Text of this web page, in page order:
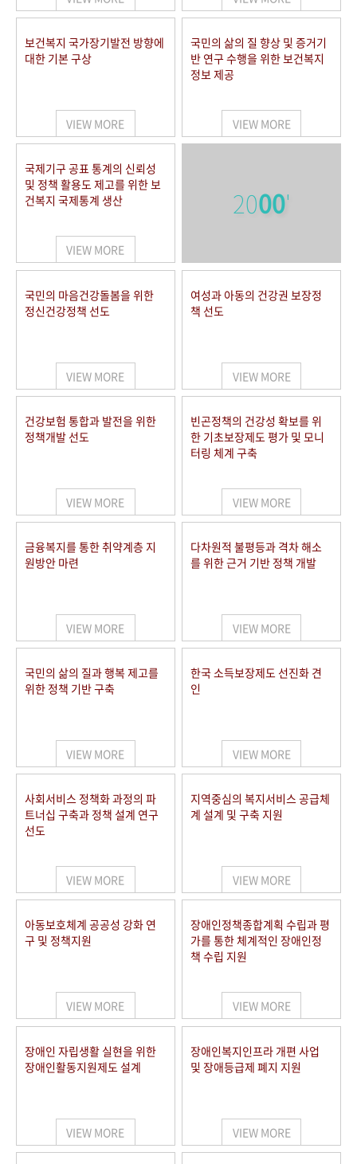
보건복지 국가장기발전 방향에
대한 기본 구상
VIEW MORE
국민의 삶의 질 향상 및 증거기
반 연구 수행을 위한 보건복지
정보 제공
VIEW MORE
국제기구 공표 통계의 신뢰성
및 정책 활용도 제고를 위한 보
건복지 국제통계 생산
VIEW MORE
2000'
국민의 마음건강돌봄을 위한
정신건강정책 선도
VIEW MORE
여성과 아동의 건강권 보장정
책 선도
VIEW MORE
건강보험 통합과 발전을 위한
정책개발 선도
VIEW MORE
빈곤정책의 건강성 확보를 위
한 기초보장제도 평가 및 모니
터링 체계 구축
VIEW MORE
금융복지를 통한 취약계층 지
원방안 마련
VIEW MORE
다차원적 불평등과 격차 해소
를 위한 근거 기반 정책 개발
VIEW MORE
국민의 삶의 질과 행복 제고를
위한 정책 기반 구축
VIEW MORE
한국 소득보장제도 선진화 견
인
VIEW MORE
사회서비스 정책화 과정의 파
트너십 구축과 정책 설계 연구
선도
VIEW MORE
지역중심의 복지서비스 공급체
계 설계 및 구축 지원
VIEW MORE
아동보호체계 공공성 강화 연
구 및 정책지원
VIEW MORE
장애인정책종합계획 수립과 평
가를 통한 체계적인 장애인정
책 수립 지원
VIEW MORE
장애인 자립생활 실현을 위한
장애인활동지원제도 설계
VIEW MORE
장애인복지인프라 개편 사업
및 장애등급제 폐지 지원
VIEW MORE